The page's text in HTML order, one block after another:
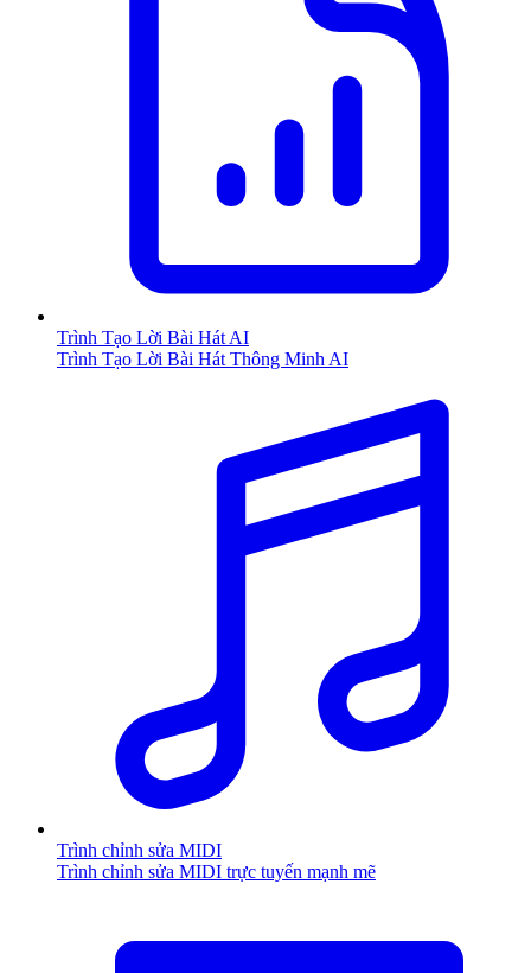
Trình Tạo Lời Bài Hát AI
Trình Tạo Lời Bài Hát Thông Minh AI
Trình chỉnh sửa MIDI
Trình chỉnh sửa MIDI trực tuyến mạnh mẽ